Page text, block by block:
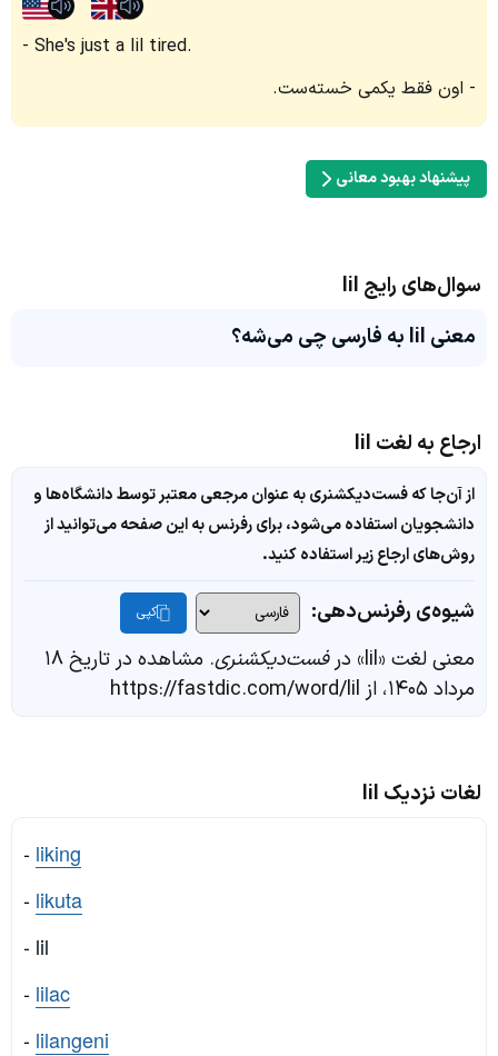
She's just a lil tired.
اون فقط یکمی خسته‌ست.
پیشنهاد بهبود معانی
سوال‌های رایج lil
معنی lil به فارسی چی می‌شه؟
ارجاع به لغت lil
از آن‌جا که فست‌دیکشنری به عنوان مرجعی معتبر توسط دانشگاه‌ها و
دانشجویان استفاده می‌شود، برای رفرنس به این صفحه می‌توانید از
روش‌های ارجاع زیر استفاده کنید.
شیوه‌ی رفرنس‌دهی: کپی
معنی لغت «lil» در فست‌دیکشنری
. مشاهده در تاریخ ۱۸
مرداد ۱۴۰۵، از https://fastdic.com/word/lil
لغات نزدیک lil
- liking
- likuta
- lil
- lilac
- lilangeni